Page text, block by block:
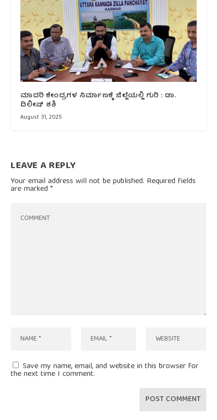
ಮಾದರಿ ಕೇಂದ್ರಗಳ ನಿರ್ಮಾಣಕ್ಕೆ ಜಿಲ್ಲೆಯಲ್ಲಿ ಗುರಿ : ಡಾ.
ದಿಲೀಷ್ ಶಶಿ
August 31, 2025
LEAVE A REPLY
Your email address will not be published. Required fields
are marked*
Save my name, email, and website in this browser for
the next time I comment.